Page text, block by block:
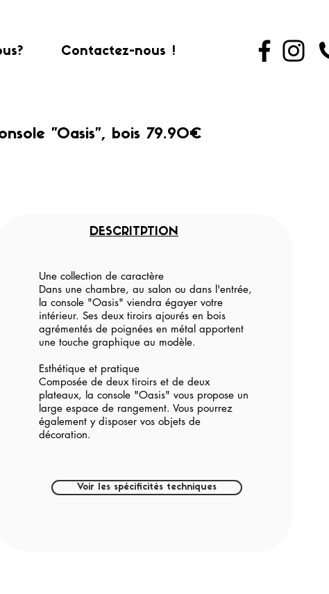
Contactez-nous !
"Oasis", bois 79.90€
DESCRITPTION
Une collection de caractère
Dans une chambre, au salon ou dans l'entrée,
la console "Oasis" viendra égayer votre
intérieur. Ses deux tiroirs ajourés en bois
agrémentés de poignées en métal apportent
une touche graphique au modèle.
Esthétique et pratique
Composée de deux tiroirs et de deux
plateaux, la console "Oasis" vous propose un
large espace de rangement. Vous pourrez
également y disposer vos objets de
décoration.
Voir les spécificités techniques